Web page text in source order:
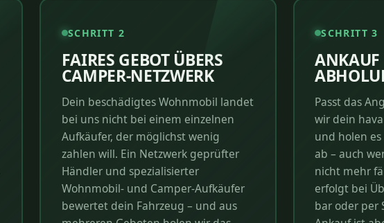
SCHRITT 2
FAIRES GEBOT ÜBERS
CAMPER-NETZWERK
Dein beschädigtes Wohnmobil landet
bei uns nicht bei einem einzelnen
Aufkäufer, der möglichst wenig
zahlen will. Ein Netzwerk geprüfter
Händler und spezialisierter
Wohnmobil- und Camper-Aufkäufer
bewertet dein Fahrzeug – und aus
SCHRITT 3
ANKAUF
Passt das
wir dein
und holen
ab – auch
nicht mehr
erfolgt bei
bar oder per